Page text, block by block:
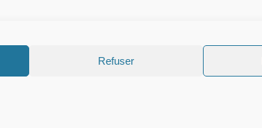
Refuser